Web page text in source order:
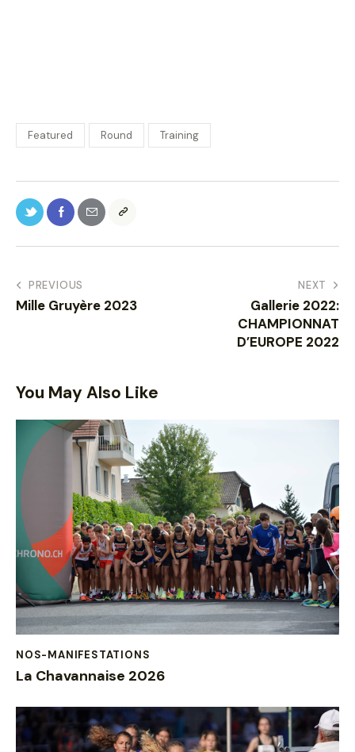
Featured Round Training
PREVIOUS
Mille Gruyère 2023
NEXT
Gallerie 2022:
CHAMPIONNAT
D’EUROPE 2022
You May Also Like
NOS-MANIFESTATIONS
La Chavannaise 2026